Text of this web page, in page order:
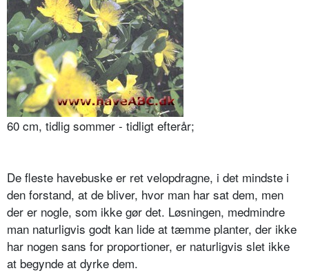
60 cm, tidlig sommer - tidligt efterår;
De fleste havebuske er ret velopdragne, i det mindste i
den forstand, at de bliver, hvor man har sat dem, men
der er nogle, som ikke gør det. Løsningen, medmindre
man naturligvis godt kan lide at tæmme planter, der ikke
har nogen sans for proportioner, er naturligvis slet ikke
at begynde at dyrke dem.